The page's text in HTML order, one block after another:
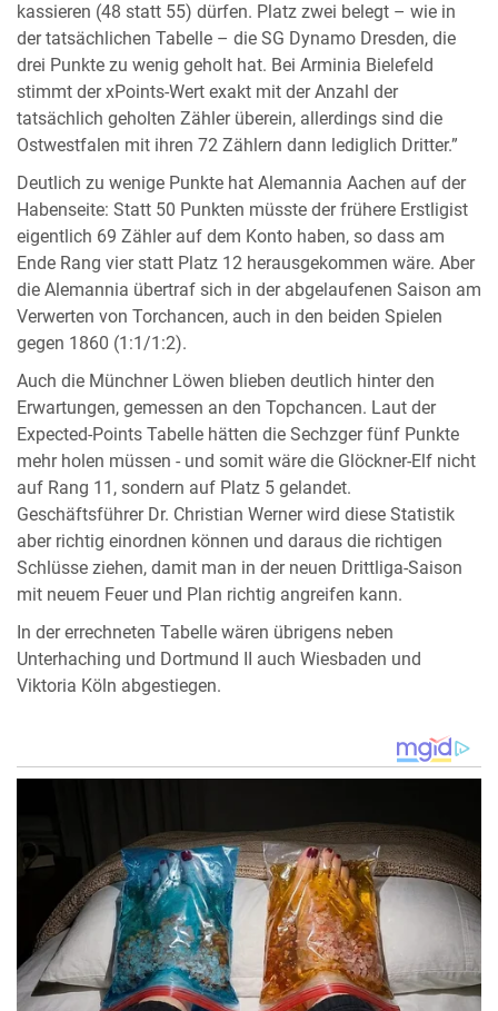
kassieren (48 statt 55) dürfen. Platz zwei belegt – wie in
der tatsächlichen Tabelle – die SG Dynamo Dresden, die
drei Punkte zu wenig geholt hat. Bei Arminia Bielefeld
stimmt der xPoints-Wert exakt mit der Anzahl der
tatsächlich geholten Zähler überein, allerdings sind die
Ostwestfalen mit ihren 72 Zählern dann lediglich Dritter.”
Deutlich zu wenige Punkte hat Alemannia Aachen auf der
Habenseite: Statt 50 Punkten müsste der frühere Erstligist
eigentlich 69 Zähler auf dem Konto haben, so dass am
Ende Rang vier statt Platz 12 herausgekommen wäre. Aber
die Alemannia übertraf sich in der abgelaufenen Saison am
Verwerten von Torchancen, auch in den beiden Spielen
gegen 1860 (1:1/1:2).
Auch die Münchner Löwen blieben deutlich hinter den
Erwartungen, gemessen an den Topchancen. Laut der
Expected-Points Tabelle hätten die Sechzger fünf Punkte
mehr holen müssen - und somit wäre die Glöckner-Elf nicht
auf Rang 11, sondern auf Platz 5 gelandet.
Geschäftsführer Dr. Christian Werner wird diese Statistik
aber richtig einordnen können und daraus die richtigen
Schlüsse ziehen, damit man in der neuen Drittliga-Saison
mit neuem Feuer und Plan richtig angreifen kann.
In der errechneten Tabelle wären übrigens neben
Unterhaching und Dortmund II auch Wiesbaden und
Viktoria Köln abgestiegen.